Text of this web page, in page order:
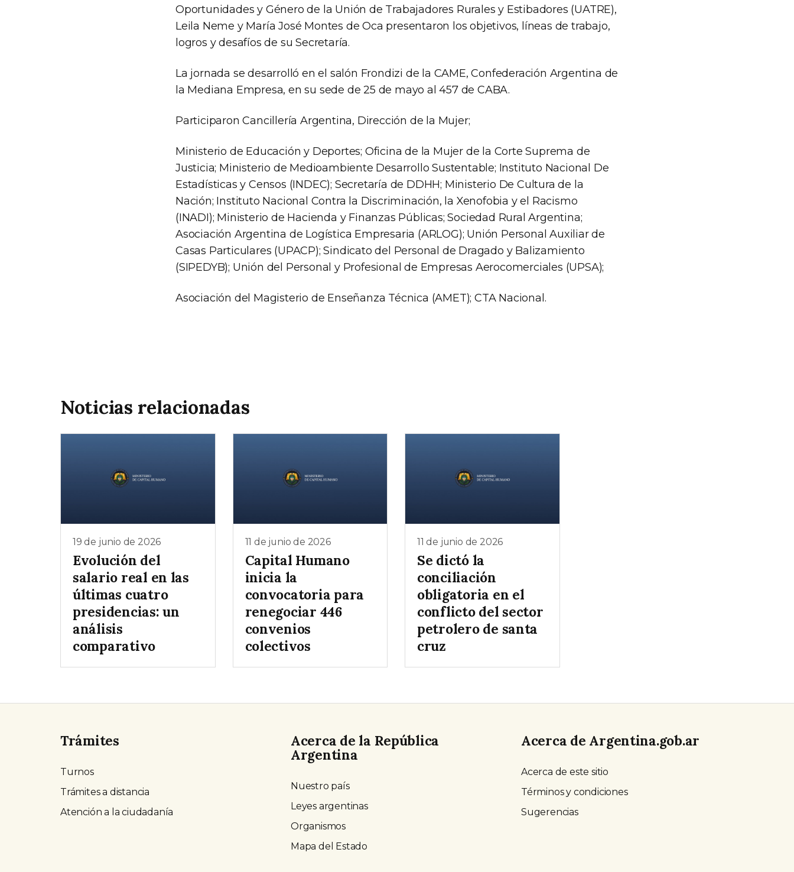
Oportunidades y Género de la Unión de Trabajadores Rurales y Estibadores (UATRE),
Leila Neme y María José Montes de Oca presentaron los objetivos, líneas de trabajo,
logros y desafíos de su Secretaría.
La jornada se desarrolló en el salón Frondizi de la CAME, Confederación Argentina de
la Mediana Empresa, en su sede de 25 de mayo al 457 de CABA.
Participaron Cancillería Argentina, Dirección de la Mujer;
Ministerio de Educación y Deportes; Oficina de la Mujer de la Corte Suprema de
Justicia; Ministerio de Medioambiente Desarrollo Sustentable; Instituto Nacional De
Estadísticas y Censos (INDEC); Secretaría de DDHH; Ministerio De Cultura de la
Nación; Instituto Nacional Contra la Discriminación, la Xenofobia y el Racismo
(INADI); Ministerio de Hacienda y Finanzas Públicas; Sociedad Rural Argentina;
Asociación Argentina de Logística Empresaria (ARLOG); Unión Personal Auxiliar de
Casas Particulares (UPACP); Sindicato del Personal de Dragado y Balizamiento
(SIPEDYB); Unión del Personal y Profesional de Empresas Aerocomerciales (UPSA);
Asociación del Magisterio de Enseñanza Técnica (AMET); CTA Nacional.
Noticias relacionadas
19 de junio de 2026
Evolución del
salario real en las
últimas cuatro
presidencias: un
análisis
comparativo
11 de junio de 2026
Capital Humano
inicia la
convocatoria para
renegociar 446
convenios
colectivos
11 de junio de 2026
Se dictó la
conciliación
obligatoria en el
conflicto del sector
petrolero de santa
cruz
Trámites
Turnos
Trámites a distancia
Atención a la ciudadanía
Acerca de la República
Argentina
Nuestro país
Leyes argentinas
Organismos
Mapa del Estado
Acerca de Argentina.gob.ar
Acerca de este sitio
Términos y condiciones
Sugerencias